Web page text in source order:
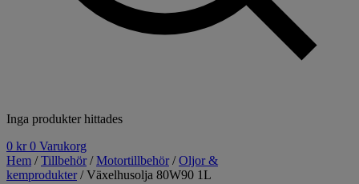
Inga produkter hittades
0 kr 0 Varukorg
Hem /Tillbehör/Motortillbehör/Oljor &
kemprodukter/ Växelhusolja 80W90 1L